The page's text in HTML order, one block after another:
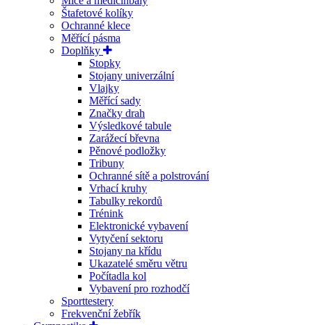
Štafetové kolíky
Ochranné klece
Měřící pásma
Doplňky
Stopky
Stojany univerzální
Vlajky
Měřící sady
Značky drah
Výsledkové tabule
Zarážecí břevna
Pěnové podložky
Tribuny
Ochranné sítě a polstrování
Vrhací kruhy
Tabulky rekordů
Trénink
Elektronické vybavení
Vytyčení sektoru
Stojany na křídu
Ukazatelé směru větru
Počítadla kol
Vybavení pro rozhodčí
Sporttestery
Frekvenční žebřík